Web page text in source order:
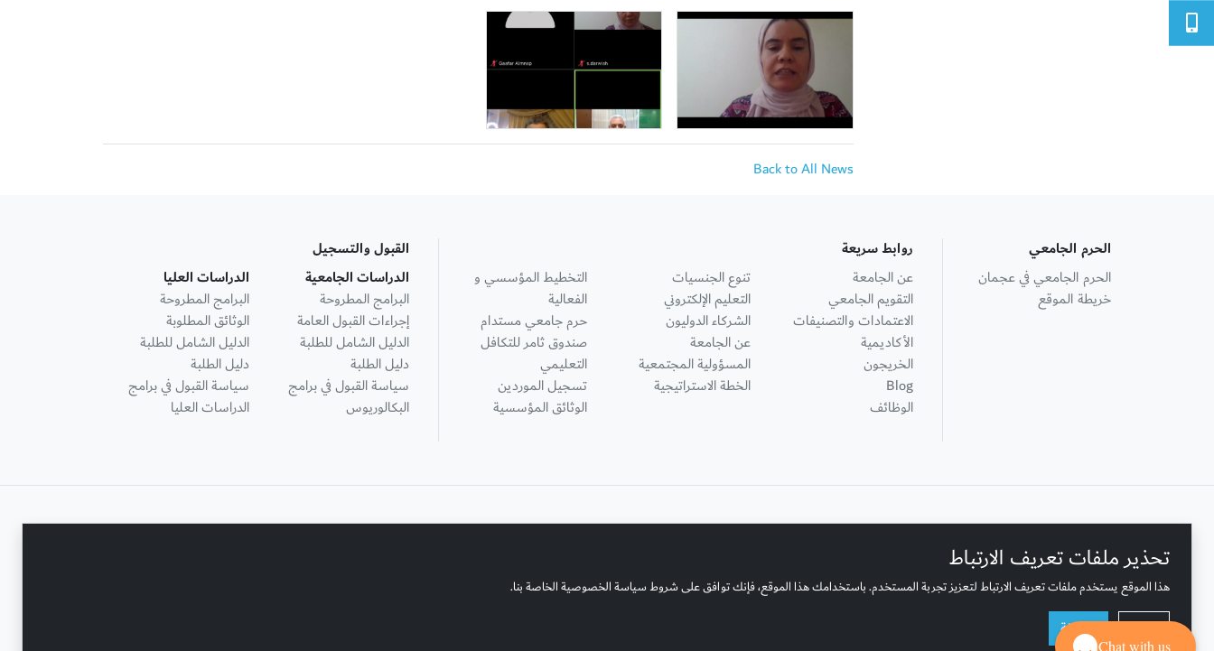
Back to All News
تحذير ملفات تعريف الارتباط
هذا الموقع يستخدم ملفات تعريف الارتباط لتعزيز تجربة المستخدم. باستخدامك هذا الموقع، فإنك توافق على شروط سياسة الخصوصية الخاصة بنا.
رفض موافقة
الحرم الجامعي
الحرم الجامعي في عجمان
خريطة الموقع
روابط سريعة
عن الجامعة
التقويم الجامعي
الاعتمادات والتصنيفات
الأكاديمية
الخريجون
Blog
الوظائف
تنوع الجنسيات
التعليم الإلكتروني
الشركاء الدوليون
عن الجامعة
المسؤولية المجتمعية
الخطة الاستراتيجية
التخطيط المؤسسي و
الفعالية
حرم جامعي مستدام
صندوق ثامر للتكافل
التعليمي
تسجيل الموردين
الوثائق المؤسسية
القبول والتسجيل
الدراسات الجامعية
البرامج المطروحة
إجراءات القبول العامة
الدليل الشامل للطلبة
دليل الطلبة
سياسة القبول في برامج
البكالوريوس
الدراسات العليا
البرامج المطروحة
الوثائق المطلوبة
الدليل الشامل للطلبة
دليل الطلبة
سياسة القبول في برامج
الدراسات العليا
الصندوق البريدي لجامعة عجمان: 346
عجمان، الإمارات العربية المتحدة
Chat with us